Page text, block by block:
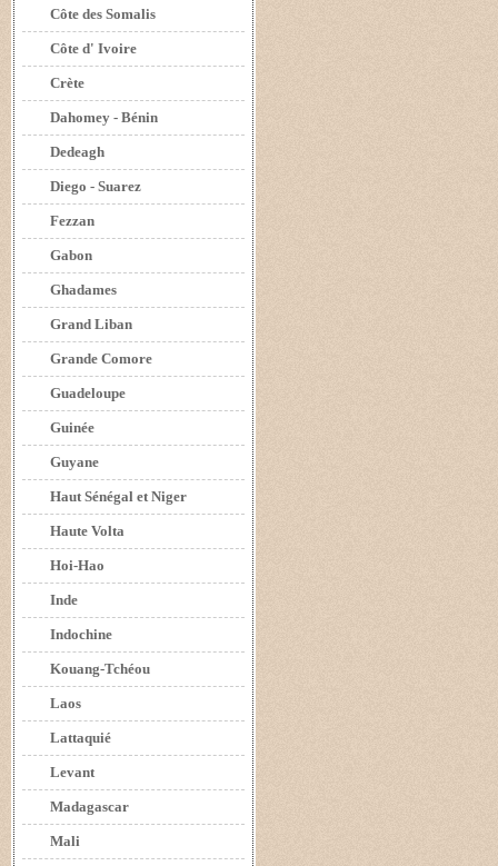
Côte des Somalis
Côte d' Ivoire
Crète
Dahomey - Bénin
Dedeagh
Diego - Suarez
Fezzan
Gabon
Ghadames
Grand Liban
Grande Comore
Guadeloupe
Guinée
Guyane
Haut Sénégal et Niger
Haute Volta
Hoi-Hao
Inde
Indochine
Kouang-Tchéou
Laos
Lattaquié
Levant
Madagascar
Mali